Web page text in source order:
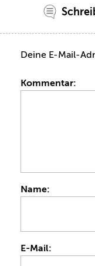
Deine E-Mail-
Kommentar:
Name:
E-Mail: